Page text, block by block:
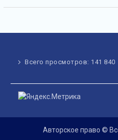
Всего просмотров: 141 840
Авторское право ©